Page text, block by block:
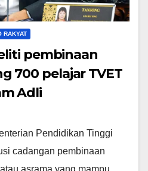
RAKYAT
pembinaan
700 pelajar TVET
Adli
Pendidikan Tinggi
cadangan pembinaan